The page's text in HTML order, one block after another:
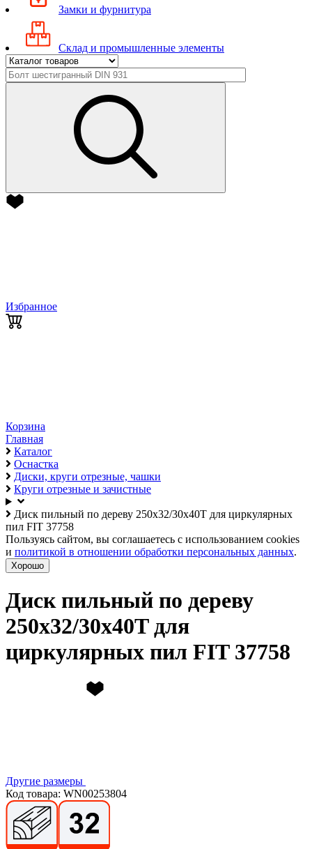
Замки и фурнитура
Склад и промышленные элементы
Избранное
Корзина
Главная
Каталог
Оснастка
Диски, круги отрезные, чашки
Круги отрезные и зачистные
Диск пильный по дереву 250х32/30х40T для циркулярных
пил FIT 37758
Пользуясь сайтом, вы соглашаетесь с использованием cookies
и политикой в отношении обработки персональных данных.
Хорошо
Диск пильный по дереву
250х32/30х40T для
циркулярных пил FIT 37758
Другие размеры
Код товара: WN00253804